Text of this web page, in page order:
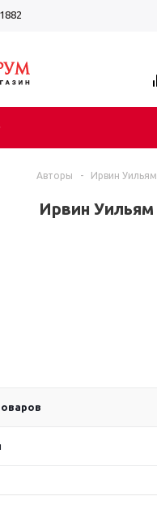
Авторы - Ирвин Уильям
Ирвин Уильям